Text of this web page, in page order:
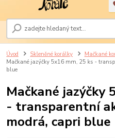
Úvod Skleněné korálky Mačkané
Mačkané jazýčky 5x16 mm, 25 ks -
blue
Mačkané jazýčky
- transparentní
modrá, capri blue